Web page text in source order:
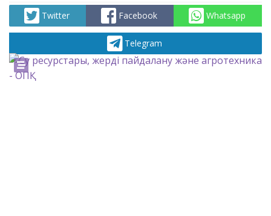
Twitter Facebook Whatsapp
Telegram